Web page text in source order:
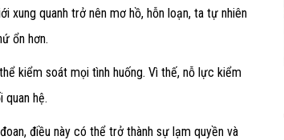
xung quanh trở nên mơ hồ, hỗn loạn, ta tự nhiên
ổn hơn.
kiểm soát mọi tình huống. Vì thế, nỗ lực kiểm
hệ.
điều này có thể trở thành sự lạm quyền và